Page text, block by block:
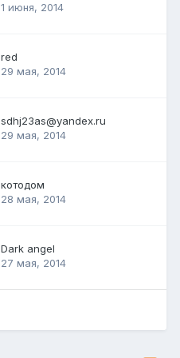
1 июня, 2014
red
29 мая, 2014
sdhj23as@yandex.ru
29 мая, 2014
котодом
28 мая, 2014
Dark angel
27 мая, 2014